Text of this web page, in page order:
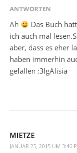
ANTWORTEN
Ah
Das Buch
ich auch mal
aber, dass es eher
haben immerhin
gefallen :3lgAlisia
MIETZE
JANUAR 25, 2015 UM 3:46